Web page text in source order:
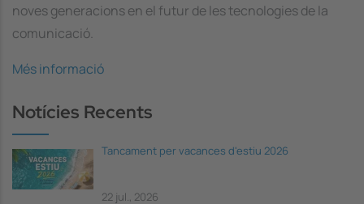
noves generacions en el futur de les tecnologies de la
comunicació.
Més informació
Notícies Recents
Tancament per vacances d'estiu 2026
22 jul., 2026